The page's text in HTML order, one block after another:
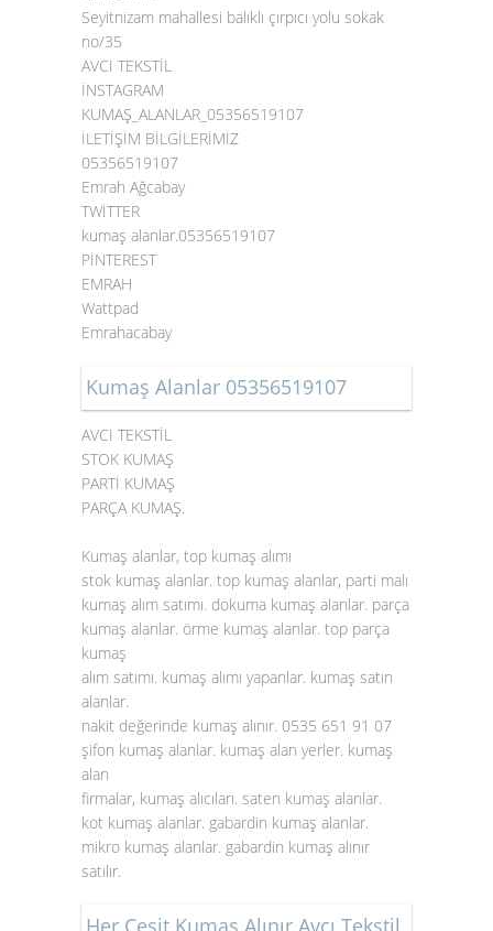
Seyitnizam mahallesi balıklı çırpıcı yolu sokak
no/35
AVCI TEKSTİL
İNSTAGRAM
KUMAŞ_ALANLAR_05356519107
İLETİŞİM BİLGİLERİMİZ
05356519107
Emrah Ağcabay
TWİTTER
kumaş alanlar.05356519107
PİNTEREST
EMRAH
Wattpad
Emrahacabay
Kumaş Alanlar 05356519107
AVCI TEKSTİL
STOK KUMAŞ
PARTİ KUMAŞ
PARÇA KUMAŞ.
Kumaş alanlar, top kumaş alımı
stok kumaş alanlar. top kumaş alanlar, parti malı
kumaş alım satımı. dokuma kumaş alanlar. parça
kumaş alanlar. örme kumaş alanlar. top parça
kumaş
alım satımı. kumaş alımı yapanlar. kumaş satın
alanlar.
nakit değerinde kumaş alınır. 0535 651 91 07
şifon kumaş alanlar. kumaş alan yerler. kumaş
alan
firmalar, kumaş alıcıları. saten kumaş alanlar.
kot kumaş alanlar. gabardin kumaş alanlar.
mikro kumaş alanlar. gabardin kumaş alınır
satılır.
Her Çeşit Kumaş Alınır Avcı Tekstil